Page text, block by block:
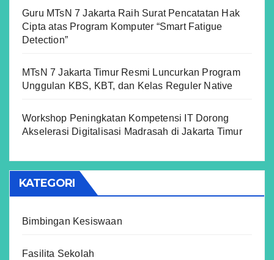
Guru MTsN 7 Jakarta Raih Surat Pencatatan Hak
Cipta atas Program Komputer “Smart Fatigue
Detection”
MTsN 7 Jakarta Timur Resmi Luncurkan Program
Unggulan KBS, KBT, dan Kelas Reguler Native
Workshop Peningkatan Kompetensi IT Dorong
Akselerasi Digitalisasi Madrasah di Jakarta Timur
KATEGORI
Bimbingan Kesiswaan
Fasilita Sekolah